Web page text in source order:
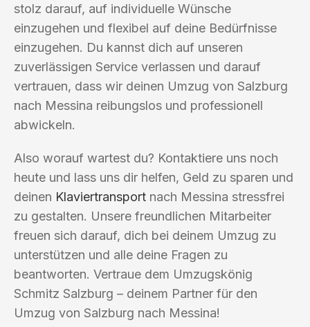
stolz darauf, auf individuelle Wünsche
einzugehen und flexibel auf deine Bedürfnisse
einzugehen. Du kannst dich auf unseren
zuverlässigen Service verlassen und darauf
vertrauen, dass wir deinen Umzug von Salzburg
nach Messina reibungslos und professionell
abwickeln.
Also worauf wartest du? Kontaktiere uns noch
heute und lass uns dir helfen, Geld zu sparen und
deinen Klaviertransport nach Messina stressfrei
zu gestalten. Unsere freundlichen Mitarbeiter
freuen sich darauf, dich bei deinem Umzug zu
unterstützen und alle deine Fragen zu
beantworten. Vertraue dem Umzugskönig
Schmitz Salzburg – deinem Partner für den
Umzug von Salzburg nach Messina!